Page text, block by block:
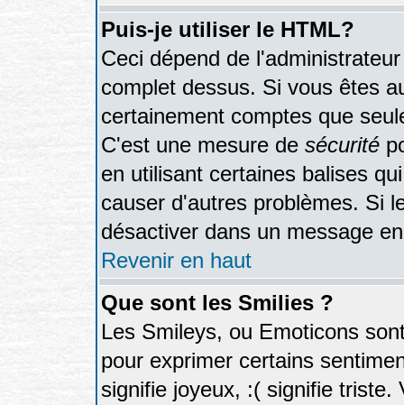
Puis-je utiliser le HTML?
Ceci dépend de
complet dessus. Si vous êtes
certainement comptes que
C'est une mesure de sécurité
en utilisant certaines balises
causer d'autres problèmes. Si
désactiver dans un message
Revenir en haut
Que sont les Smilies ?
Les Smileys, ou Emoticons
pour exprimer certains
signifie joyeux, :( signifie triste.